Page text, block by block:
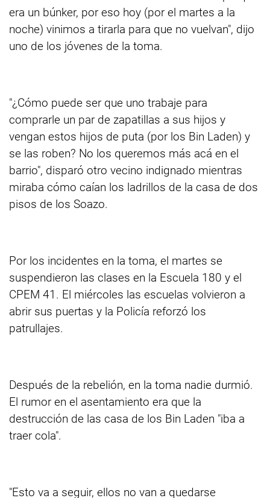
era un búnker, por eso hoy (por el martes a la
noche) vinimos a tirarla para que no vuelvan", dijo
uno de los jóvenes de la toma.
"¿Cómo puede ser que uno trabaje para
comprarle un par de zapatillas a sus hijos y
vengan estos hijos de puta (por los Bin Laden) y
se las roben? No los queremos más acá en el
barrio", disparó otro vecino indignado mientras
miraba cómo caían los ladrillos de la casa de dos
pisos de los Soazo.
Por los incidentes en la toma, el martes se
suspendieron las clases en la Escuela 180 y el
CPEM 41. El miércoles las escuelas volvieron a
abrir sus puertas y la Policía reforzó los
patrullajes.
Después de la rebelión, en la toma nadie durmió.
El rumor en el asentamiento era que la
destrucción de las casa de los Bin Laden "iba a
traer cola".
"Esto va a seguir, ellos no van a quedarse